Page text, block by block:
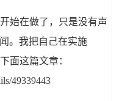
始在做了，只是没有声
。我把自己在实施
面这篇文章：
49339443